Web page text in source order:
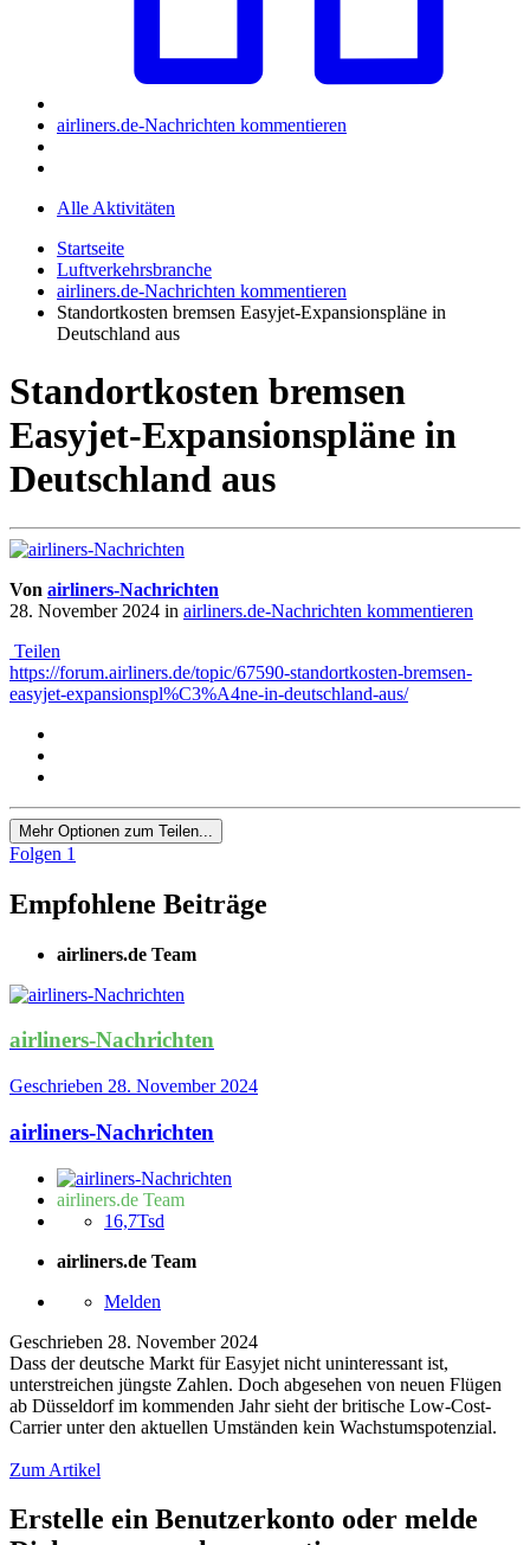
airliners.de-Nachrichten kommentieren
Alle Aktivitäten
Startseite
Luftverkehrsbranche
airliners.de-Nachrichten kommentieren
Standortkosten bremsen Easyjet-Expansionspläne in
Deutschland aus
Standortkosten bremsen
Easyjet-Expansionspläne in
Deutschland aus
Von airliners-Nachrichten
28. November 2024 in airliners.de-Nachrichten kommentieren
Teilen
https://forum.airliners.de/topic/67590-standortkosten-bremsen-
easyjet-expansionspl%C3%A4ne-in-deutschland-aus/
Mehr Optionen zum Teilen...
Folgen 1
Empfohlene Beiträge
airliners.de Team
airliners-Nachrichten
Geschrieben 28. November 2024
airliners-Nachrichten
airliners.de Team
16,7Tsd
airliners.de Team
Melden
Geschrieben 28. November 2024
Dass der deutsche Markt für Easyjet nicht uninteressant ist,
unterstreichen jüngste Zahlen. Doch abgesehen von neuen Flügen
ab Düsseldorf im kommenden Jahr sieht der britische Low-Cost-
Carrier unter den aktuellen Umständen kein Wachstumspotenzial.
Zum Artikel
Erstelle ein Benutzerkonto oder melde